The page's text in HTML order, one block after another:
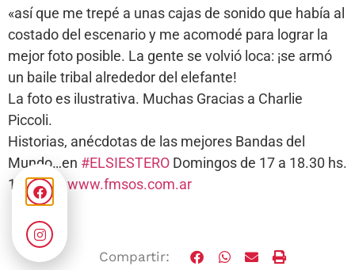
«así que me trepé a unas cajas de sonido que había al
costado del escenario y me acomodé para lograr la
mejor foto posible. La gente se volvió loca: ¡se armó
un baile tribal alrededor del elefante!
La foto es ilustrativa. Muchas Gracias a Charlie
Piccoli.
Historias, anécdotas de las mejores Bandas del
Mundo…en #ELSIESTERO Domingos de 17 a 18.30 hs.
105.1FM www.fmsos.com.ar
Compartir: